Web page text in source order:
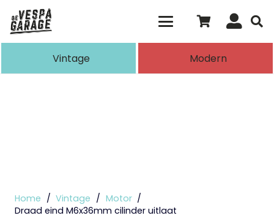
de resultaten voor automatisch
Vintage Modern
Home / Vintage / Motor /
Draad eind M6x36mm cilinder uitlaat